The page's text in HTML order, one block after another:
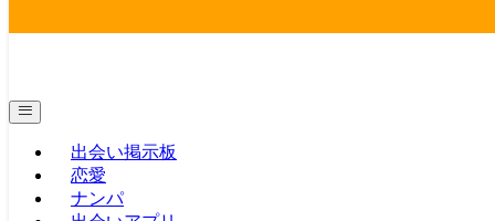
出会い掲示板
恋愛
ナンパ